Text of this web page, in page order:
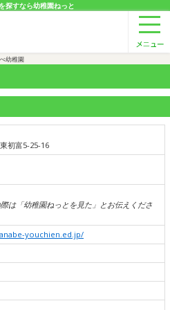
探すなら幼稚園ねっと
幼稚園
初富5-25-16
は「幼稚園ねっとを見た」とお伝えくださ
youchien.ed.jp/